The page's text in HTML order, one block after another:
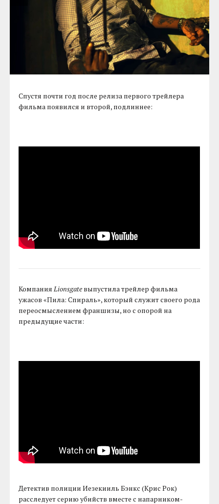
Спустя почти год после релиза первого трейлера
фильма появился и второй, подлиннее:
КомпанияLionsgate выпустила трейлер фильма
ужасов «Пила: Спираль», который служит своего рода
переосмыслением франшизы, но с опорой на
предыдущие части:
Детектив полиции Иезекииль Бэнкс (Крис Рок)
расследует серию убийств вместе с напарником-